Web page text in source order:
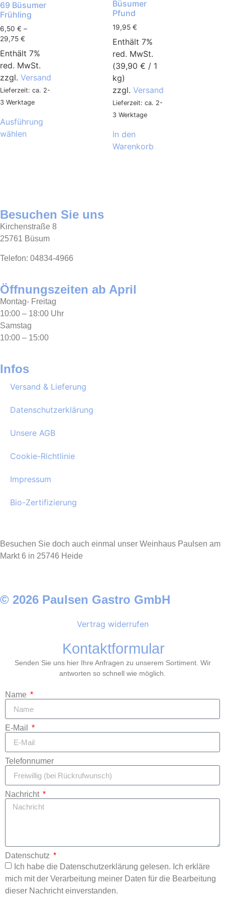
69 Büsumer
Frühling
6,50 € –
29,75 €
Enthält 7%
red. MwSt.
zzgl. Versand
Lieferzeit: ca. 2-
3 Werktage
Ausführung
wählen
Büsumer
Pfund
19,95 €
Enthält 7%
red. MwSt.
(39,90 € / 1
kg)
zzgl. Versand
Lieferzeit: ca. 2-
3 Werktage
In den
Warenkorb
Besuchen Sie uns
Kirchenstraße 8
25761 Büsum
Telefon: 04834-4966
Öffnungszeiten ab April
Montag- Freitag
10:00 – 18:00 Uhr
Samstag
10:00 – 15:00
Infos
Versand & Lieferung
Datenschutzerklärung
Unsere AGB
Cookie-Richtlinie
Impressum
Bio-Zertifizierung
Besuchen Sie doch auch einmal unser Weinhaus Paulsen am
Markt 6 in 25746 Heide
© 2026 Paulsen Gastro GmbH
Vertrag widerrufen
Kontaktformular
Senden Sie uns hier Ihre Anfragen zu unserem Sortiment. Wir
antworten so schnell wie möglich.
Name
E-Mail
Telefonnumer
Nachricht
Datenschutz
Ich habe die Datenschutzerklärung gelesen. Ich erkläre
mich mit der Verarbeitung meiner Daten für die Bearbeitung
dieser Nachricht einverstanden.